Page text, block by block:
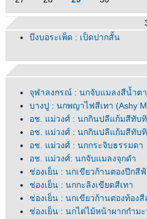
บึงบอระเพ็ด : เป็ดปากสั้น
จุฬาลงกรณ์ : นกจับแมลงสีน้ำต
บางปู : นกพญาไฟสีเทา (Ashy
อช. แม่วงศ์ : นกกินปลีแก้มสีทับ
อช. แม่วงศ์ : นกกินปลีแก้มสีทับ
อช. แม่วงศ์ : นกกระจิบธรรมดา
อช. แม่วงศ์: นกจับแมลงจุกดำ
ช่องเย็น : นกเขียวก้านตองปีกสี
ช่องเย็น : นกกะลิงเขียดสีเทา
ช่องเย็น : นกเขียวก้านตองท้องสี
ช่องเย็น : นกไต่ไม้หน้าผากกำม